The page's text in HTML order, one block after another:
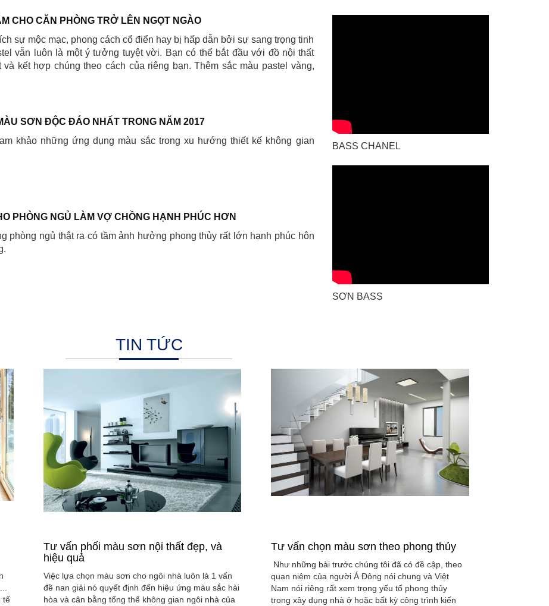
CHO CĂN PHÒNG TRỞ LÊN NGỌT NGÀO
sự mộc mạc, phong cách cổ điển hay bị hấp dẫn bởi sự sang trọng tinh
vẫn luôn là một ý tưởng tuyệt vời. Bạn có thể bắt đầu với đồ nội thất
và kết hợp chúng theo cách của riêng bạn. Thêm sắc màu pastel vàng,
SƠN ĐỘC ĐÁO NHẤT TRONG NĂM 2017
khảo những ứng dụng màu sắc trong xu hướng thiết kế không gian
PHÒNG NGỦ LÀM VỢ CHỒNG HẠNH PHÚC HƠN
phòng ngủ thật ra có tầm ảnh hưởng phong thủy rất lớn hạnh phúc hôn
BASS CHANEL
SƠN BASS
TIN TỨC
tế
Tư vấn phối màu sơn nội thất đẹp, và
hiệu quả
Việc lựa chọn màu sơn cho ngôi nhà luôn là 1 vấn
đề nan giải nó quyết định đến hiệu ứng màu sắc hài
hòa và cân bằng tổng thể không gian ngôi nhà của
Tư vấn chọn màu sơn theo phong thủy
Như những bài trước chúng tôi đã có đề cập, theo
quan niệm của người Á Đông nói chung và Việt
Nam nói riêng rất xem trọng yếu tố phong thủy
trong xây dụng nhà ở hoặc bất kỳ công trình kiến